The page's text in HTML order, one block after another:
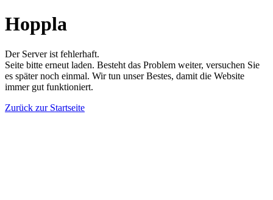
Hoppla
Der Server ist fehlerhaft.
Seite bitte erneut laden. Besteht das Problem weiter, versuchen Sie
es später noch einmal. Wir tun unser Bestes, damit die Website
immer gut funktioniert.
Zurück zur Startseite